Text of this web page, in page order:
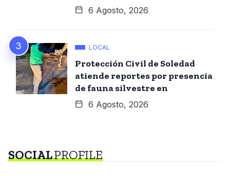
6 Agosto, 2026
LOCAL
Protección Civil de Soledad
atiende reportes por presencia
de fauna silvestre en
6 Agosto, 2026
SOCIALPROFILE